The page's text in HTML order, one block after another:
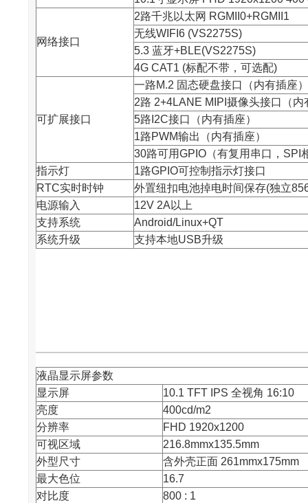
网络接口
2路千兆以太网 RGMII0+RGMII1
无线WIFI6 (VS2275S)
5.3 蓝牙+BLE(VS2275S)
4G CAT1 (标配不带，可选配)
可扩展接口
一路M.2 固态硬盘接口（内有插座）
2路 2+4LANE MIPI摄像头接口（内
5路I2C接口（内有插座）
1路PWM输出（内有插座）
30路可用GPIO（有复用串口，SPI
指示灯
1路GPIO可控制指示灯接口
RTC实时时钟
外置纽扣电池掉电时间保存(独立
电源输入
12V 2A以上
支持系统
Android/Linux+QT
系统升级
支持本地USB升级
液晶显示屏参数
显示屏
10.1 TFT IPS 全视角 16:10
亮度
400cd/m2
分辨率
FHD 1920x1200
可视区域
216.8mmx135.5mm
外型尺寸
含外壳正面 261mmx175mm
最大色位
16.7
对比度
800 : 1